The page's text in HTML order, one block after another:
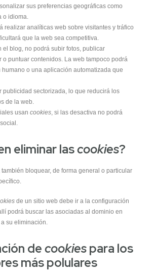
sus preferencias geográficas como
o idioma.
realizar analíticas web sobre visitantes y tráfico
que la web sea competitiva.
el blog, no podrá subir fotos, publicar
o puntuar contenidos. La web tampoco podrá
humano o una aplicación automatizada que
publicidad sectorizada, lo que reducirá los
de la web.
usan cookies, si las desactiva no podrá
eliminar lascookies?
bloquear, de forma general o particular
de un sitio web debe ir a la configuración
podrá buscar las asociadas al dominio en
su eliminación.
decookiespara los
más polulares